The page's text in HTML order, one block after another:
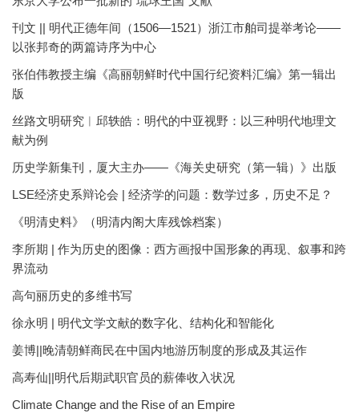
刊文 || 明代正德年间（1506—1521）浙江市舶司提举考论——
以张邦奇的两篇诗序为中心
张伯伟教授主编《高丽朝鲜时代中国行纪资料汇编》第一辑出
版
丝路文明研究︱邱轶皓：明代的中亚视野：以三种明代地理文
献为例
历史学新集刊，厦大主办——《海关史研究（第一辑）》出版
LSE经济史系辩论会 | 经济学的问题：数学过多，历史不足？
《明清史料》（明清内阁大库残馀档案）
李所期 | 作为历史的图像：西方画报中国形象的再现、叙事和跨
界流动
高句丽历史的多维书写
徐永明 | 明代文学文献的数字化、结构化和智能化
姜博||晚清朝鲜商民在中国内地游历制度的形成及其运作
高寿仙||明代后期武职官员的薪俸收入状况
Climate Change and the Rise of an Empire